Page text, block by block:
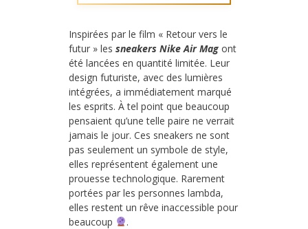
Inspirées par le film « Retour vers le
futur » les sneakers Nike Air Mag ont
été lancées en quantité limitée. Leur
design futuriste, avec des lumières
intégrées, a immédiatement marqué
les esprits. À tel point que beaucoup
pensaient qu’une telle paire ne verrait
jamais le jour. Ces sneakers ne sont
pas seulement un symbole de style,
elles représentent également une
prouesse technologique. Rarement
portées par les personnes lambda,
elles restent un rêve inaccessible pour
beaucoup
.